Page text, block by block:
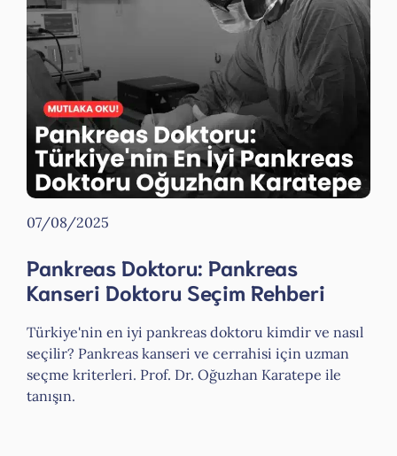
07/08/2025
Pankreas Doktoru: Pankreas
Kanseri Doktoru Seçim Rehberi
Türkiye'nin en iyi pankreas doktoru kimdir ve nasıl
seçilir? Pankreas kanseri ve cerrahisi için uzman
seçme kriterleri. Prof. Dr. Oğuzhan Karatepe ile
tanışın.